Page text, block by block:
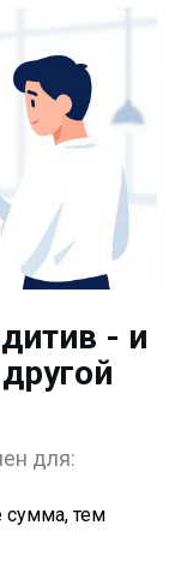
- и
для:
тем